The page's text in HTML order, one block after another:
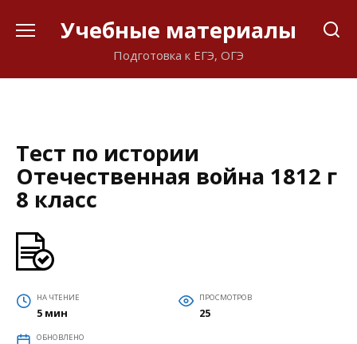
Учебные материалы
Подготовка к ЕГЭ, ОГЭ
Тест по истории
Отечественная война 1812 г
8 класс
НА ЧТЕНИЕ
5 мин
ПРОСМОТРОВ
25
ОБНОВЛЕНО